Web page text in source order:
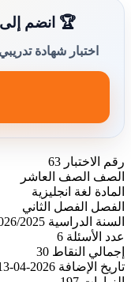
🏆 انضم
اختبار شهادة
رقم الاختبار 63
الصف
الصف العاشر
المادة لغة انجليزية
الفصل
الفصل الثاني
السنة الدراسية 2025
عدد الأسئلة 6
إجمالي النقاط 30
تاريخ الإضافة 2026-04-13